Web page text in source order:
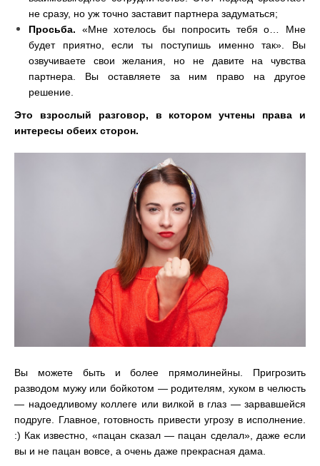
не сразу, но уж точно заставит партнера задуматься;
Просьба.
«Мне хотелось бы попросить тебя о… Мне
будет приятно, если ты поступишь именно так». Вы
озвучиваете свои желания, но не давите на чувства
партнера. Вы оставляете за ним право на другое
решение.
Это взрослый разговор, в котором учтены права и
интересы обеих сторон.
Вы можете быть и более прямолинейны. Пригрозить
разводом мужу или бойкотом —родителям, хуком в челюсть
— надоедливому коллеге или вилкой в глаз —зарвавшейся
подруге. Главное, готовность привести угрозу в исполнение.
:) Как известно, «пацан сказал— пацан сделал», даже если
вы и не пацан вовсе, а очень даже прекрасная дама.